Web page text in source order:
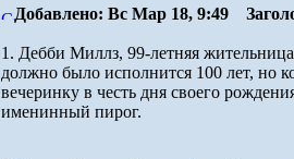
Добавлено: Вс Мар 18, 9:49
1. Дебби Миллз, 99-летняя
должно было исполнится 100 лет, но
вечеринку в честь дня своего
именинный пирог.